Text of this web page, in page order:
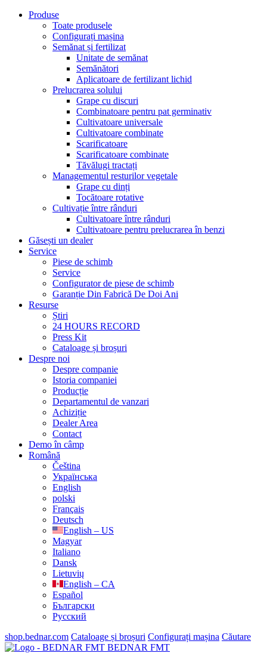
Produse
Toate produsele
Configurați mașina
Semănat și fertilizat
Unitate de semănat
Semănători
Aplicatoare de fertilizant lichid
Prelucrarea solului
Grape cu discuri
Combinatoare pentru pat germinativ
Cultivatoare universale
Cultivatoare combinate
Scarificatoare
Scarificatoare combinate
Tăvălugi tractați
Managementul resturilor vegetale
Grape cu dinți
Tocătoare rotative
Cultivație între rânduri
Cultivatoare între rânduri
Cultivatoare pentru prelucrarea în benzi
Găsești un dealer
Service
Piese de schimb
Service
Configurator de piese de schimb
Garanție Din Fabrică De Doi Ani
Resurse
Știri
24 HOURS RECORD
Press Kit
Cataloage și broșuri
Despre noi
Despre companie
Istoria companiei
Producție
Departamentul de vanzari
Achiziție
Dealer Area
Contact
Demo în câmp
Română
Čeština
Українська
English
polski
Français
Deutsch
English – US
Magyar
Italiano
Dansk
Lietuvių
English – CA
Español
Български
Русский
shop.bednar.com Cataloage și broșuri Configurați mașina Căutare
BEDNAR FMT